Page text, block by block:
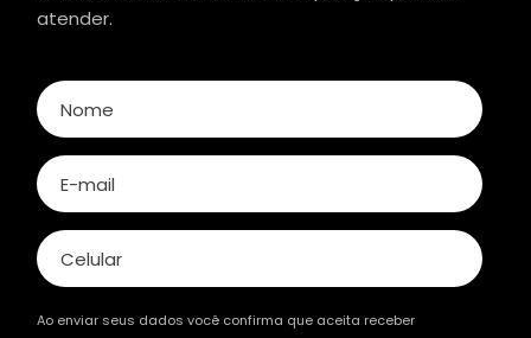
atender.
Ao enviar seus dados você confirma que aceita receber